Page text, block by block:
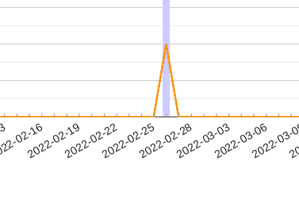
02-16
2022-02-192022-02-222022-02-252022-02-282022-03-032022-03-06
2022-